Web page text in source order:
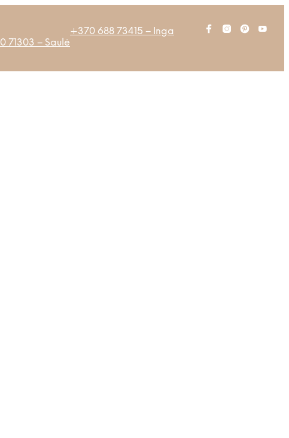
+370 688 73415 – Inga
71303 – Saulė